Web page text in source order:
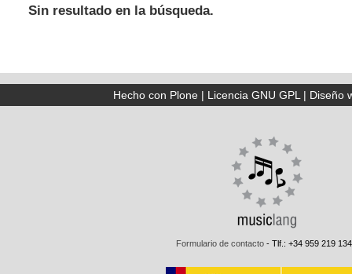
Sin resultado en la búsqueda.
Hecho con Plone| Licencia GNU GPL| Diseño
Formulario de contacto - Tlf.: +34 959 219 134